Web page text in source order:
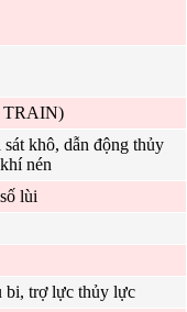
TRAIN)
khô, dẫn động thủy
nén
lùi
bi, trợ lực thủy lực